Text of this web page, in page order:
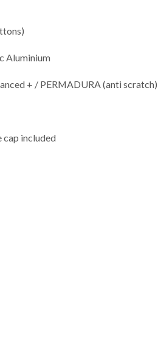
Aluminium
+ / PERMADURA (anti scratch)
included